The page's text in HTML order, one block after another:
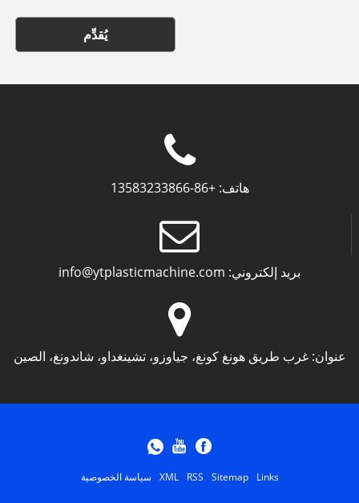
يُقدِّم
هاتف: +86-13583233866
بريد إلكتروني: info@ytplasticmachine.com
عنوان: غرب طريق هونغ كونغ، جياوزو، تشينغداو، شاندونغ، الصين
Links
Sitemap
RSS
XML سياسة الخصوصية